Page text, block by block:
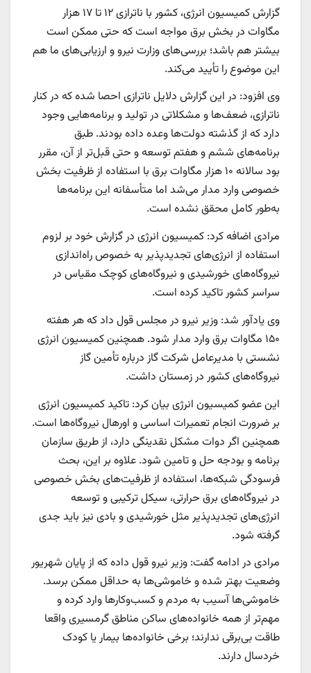
گزارش کمیسیون انرژی، کشور با ناترازی ۱۲ تا ۱۷ هزار
مگاوات در بخش برق مواجه است که حتی ممکن است
بیشتر هم باشد؛ بررسی‌های وزارت نیرو و ارزیابی‌های ما هم
این موضوع را تأیید می‌کند.
وی افزود: در این گزارش دلایل ناترازی احصا شده که در کنار
ناترازی، ضعف‌ها و مشکلاتی در تولید و برنامه‌هایی وجود
دارد که از گذشته دولت‌ها وعده داده بودند. طبق
برنامه‌های ششم و هفتم توسعه و حتی قبل‌تر از آن، مقرر
بود سالانه ۱۰ هزار مگاوات برق با استفاده از ظرفیت بخش
خصوصی وارد مدار می‌شد اما متأسفانه این برنامه‌ها
به‌طور کامل محقق نشده است.
مرادی اضافه کرد: کمیسیون انرژی در گزارش خود بر لزوم
استفاده از انرژی‌های تجدیدپذیر به خصوص راه‌اندازی
نیروگاه‌های خورشیدی و نیروگاه‌های کوچک مقیاس در
سراسر کشور تاکید کرده است.
وی یادآور شد: وزیر نیرو در مجلس قول داد که هر هفته
۱۵۰ مگاوات برق وارد مدار شود. همچنین کمیسیون انرژی
نشستی با مدیرعامل شرکت گاز درباره تأمین گاز
نیروگاه‌های کشور در زمستان داشت.
این عضو کمیسیون انرژی بیان کرد: تاکید کمیسیون انرژی
بر ضرورت انجام تعمیرات اساسی و اورهال نیروگاه‌ها است.
همچنین اگر دوات مشکل نقدینگی دارد، از طریق سازمان
برنامه و بودجه حل و تامین شود. علاوه بر این، بحث
فرسودگی شبکه‌ها، استفاده از ظرفیت‌های بخش خصوصی
در نیروگاه‌های برق حرارتی، سیکل ترکیبی و توسعه
انرژی‌های تجدیدپذیر مثل خورشیدی و بادی نیز باید جدی
گرفته شود.
مرادی در ادامه گفت: وزیر نیرو قول داده که از پایان شهریور
وضعیت بهتر شده و خاموشی‌ها به حداقل ممکن برسد.
خاموشی‌ها آسیب به مردم و کسب‌وکارها وارد کرده و
مهم‌تر از همه خانواده‌های ساکن مناطق گرمسیری واقعا
طاقت بی‌برقی ندارند؛ برخی خانواده‌ها بیمار یا کودک
خردسال دارند.